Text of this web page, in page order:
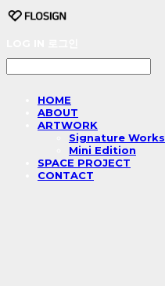
HOME
ABOUT
ARTWORK
Signature Works
Mini Edition
SPACE PROJECT
CONTACT